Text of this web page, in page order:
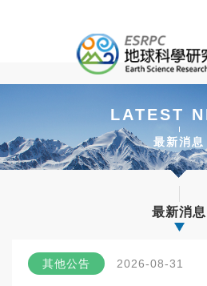
LATEST
最新消息
最新消息
其他公告 2026-08-31